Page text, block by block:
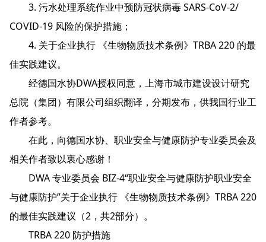
3. 污水处理系统作业中预防冠状病毒 SARS-CoV-2/
COVID-19 风险的保护措施；
4. 关于企业执行 《生物物质技术条例》TRBA 220 的最
佳实践建议。
经德国水协DWA授权同意，上海市城市建设设计研究
总院（集团）有限公司组织翻译，分期发布，供我国行业工
作者参考。
在此，向德国水协、职业安全与健康防护专业委员会及
相关作者致以衷心感谢！
DWA 专业委员会 BIZ-4“职业安全与健康防护职业安全
与健康防护”关于企业执行 《生物物质技术条例》TRBA 220
的最佳实践建议（2，共2部分）。
TRBA 220 防护措施